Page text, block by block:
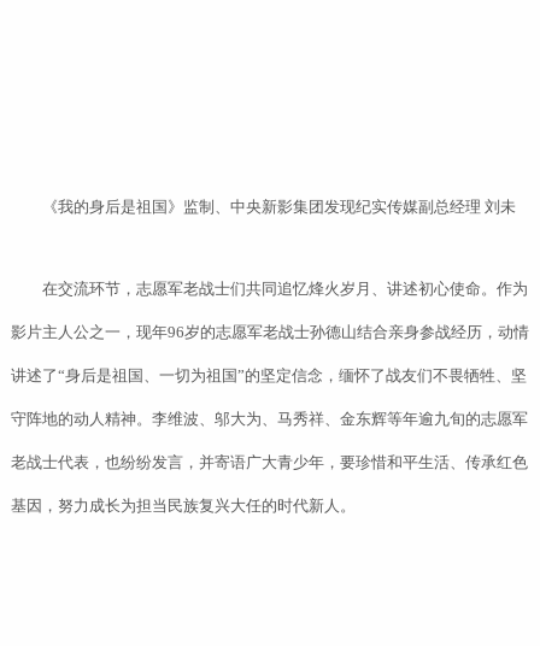
《我的身后是祖国》监制、中央新影集团发现纪实传媒副总经理 刘未
在交流环节，志愿军老战士们共同追忆烽火岁月、讲述初心使命。作为
影片主人公之一，现年96岁的志愿军老战士孙德山结合亲身参战经历，动情
讲述了“身后是祖国、一切为祖国”的坚定信念，缅怀了战友们不畏牺牲、坚
守阵地的动人精神。李维波、邬大为、马秀祥、金东辉等年逾九旬的志愿军
老战士代表，也纷纷发言，并寄语广大青少年，要珍惜和平生活、传承红色
基因，努力成长为担当民族复兴大任的时代新人。